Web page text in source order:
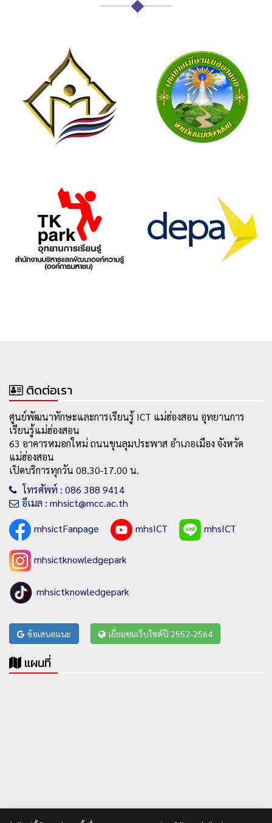
ติดต่อเรา
ศูนย์พัฒนาทักษะและการเรียนรู้ ICT แม่ฮ่องสอน อุทยานการ
เรียนรู้แม่ฮ่องสอน
63 อาคารหมอกใหม่ ถนนขุนลุมประพาส อำเภอเมือง จังหวัด
แม่ฮ่องสอน
เปิดบริการทุกวัน 08.30-17.00 น.
โทรศัพท์ : 086 388 9414
อีเมล : mhsict@mcc.ac.th
mhsictFanpage
mhsICT mhsICT
mhsictknowledgepark
mhsictknowledgepark
ข้อเสนอแนะ เยี่ยมชมเว็บไซต์ปี 2552-2564
แผนที่